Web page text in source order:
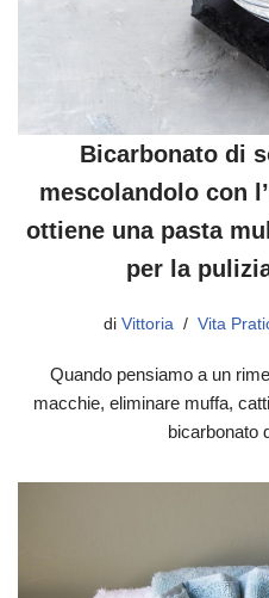
Bicarbonato di
mescolandolo con
ottiene una pasta
per la
di Vittoria Vita
Quando pensiamo a un
macchie, eliminare muffa,
bicarbonato